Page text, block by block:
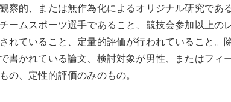
察的、または無作為化によるオリジナル研究であ
ームスポーツ選手であること、競技会参加以上の
れていること、定量的評価が行われていること。
書かれている論文、検討対象が男性、またはフィ
の、定性的評価のみのもの。